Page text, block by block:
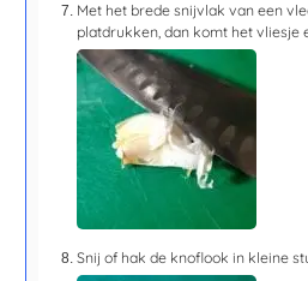
Met het brede snijvlak van een
platdrukken, dan komt het vliesje
Snij of hak de knoflook in kleine